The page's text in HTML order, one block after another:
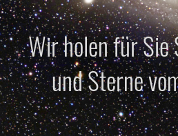
Wir holen für Sie
und Sterne